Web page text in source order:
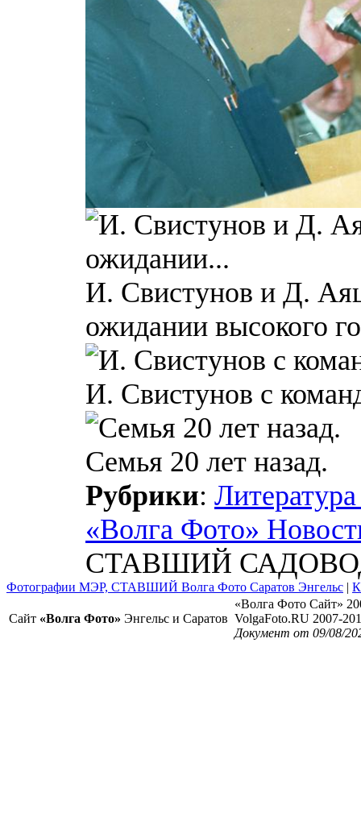
И. Свистунов и Д.
ожидании высокого
И. Свистунов с
Семья 20 лет назад.
Рубрики:
«Волга Фото»
СТАВШИЙ
Фотографии МЭР, СТАВШИЙ Волга Фото Саратов Энгельс |
Сайт «Волга Фото» Энгельс и Саратов
«Волга Фото Сайт»
VolgaFoto.RU 2007-
Документ от 09/08/